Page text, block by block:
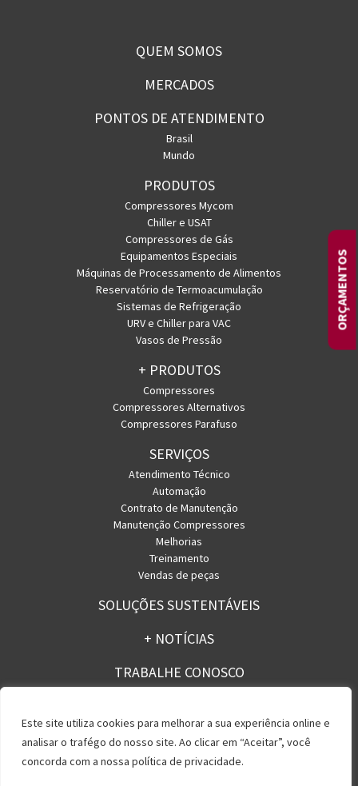
Este site utiliza cookies para melhorar a sua experiência online e
analisar o trafégo do nosso site. Ao clicar em “Aceitar”, você
concorda com a nossa política de privacidade.
ORÇAMENTOS
QUEM SOMOS
MERCADOS
PONTOS DE ATENDIMENTO
Brasil
Mundo
PRODUTOS
Compressores Mycom
Chiller e USAT
Compressores de Gás
Equipamentos Especiais
Máquinas de Processamento de Alimentos
Reservatório de Termoacumulação
Sistemas de Refrigeração
URV e Chiller para VAC
Vasos de Pressão
+ PRODUTOS
Compressores
Compressores Alternativos
Compressores Parafuso
SERVIÇOS
Atendimento Técnico
Automação
Contrato de Manutenção
Manutenção Compressores
Melhorias
Treinamento
Vendas de peças
SOLUÇÕES SUSTENTÁVEIS
+ NOTÍCIAS
TRABALHE CONOSCO